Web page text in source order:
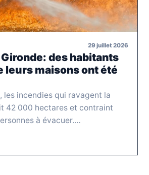
29 juillet 2026
des habitants
leurs maisons ont été
les incendies qui ravagent la
42 000 hectares et contraint
à évacuer.…